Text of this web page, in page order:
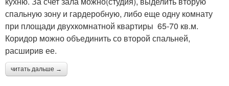
спальную зону и гардеробную, либо еще одну комнату
при площади двухкомнатной квартиры 65-70 кв.м.
Коридор можно объединить со второй спальней,
расширив ее.
читать дальше →